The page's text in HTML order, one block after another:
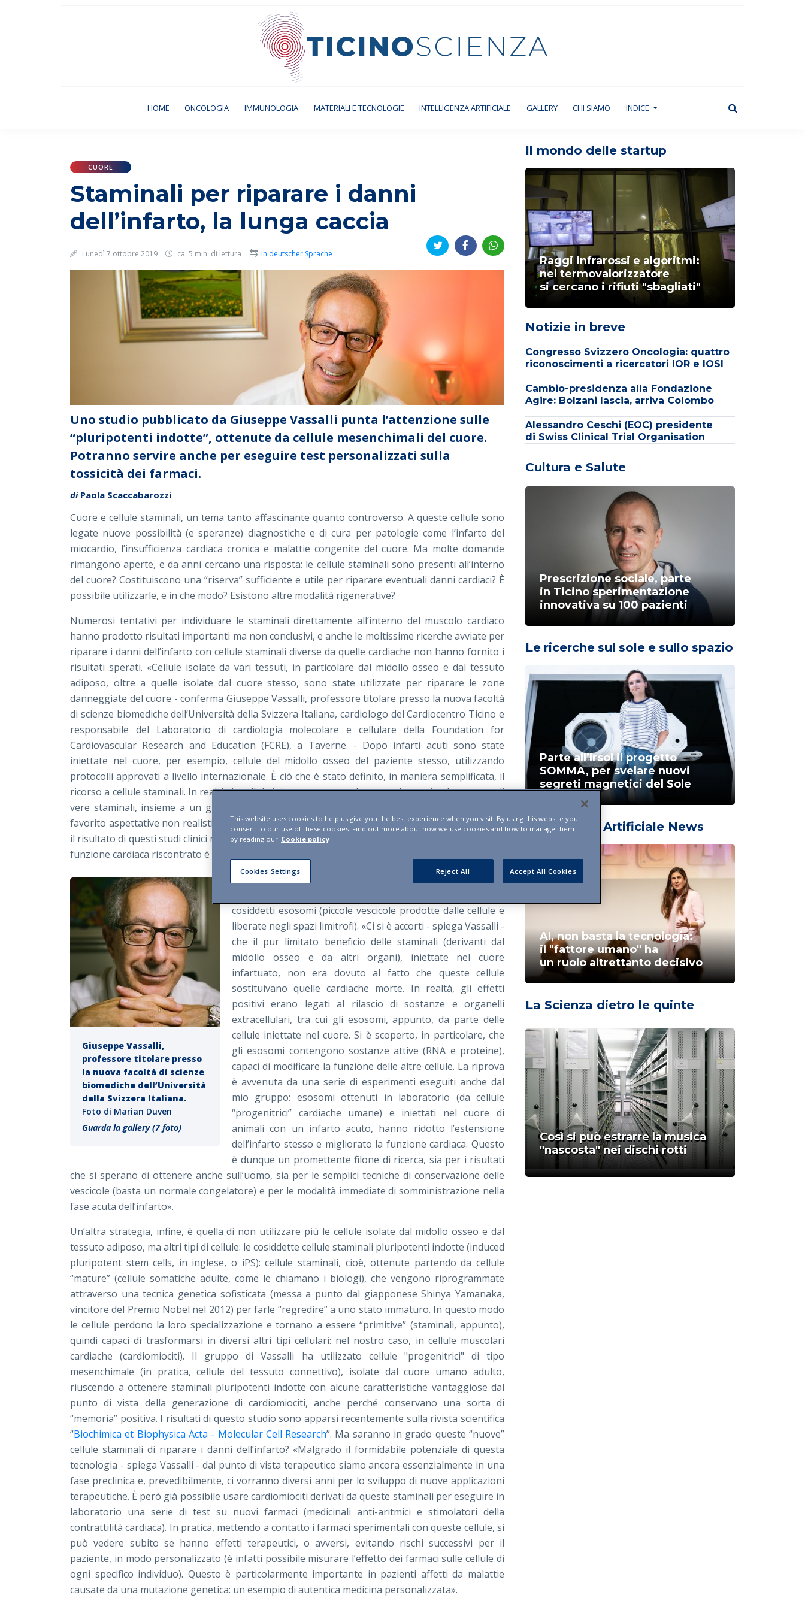
HOME(CURRENT)
ONCOLOGIA IMMUNOLOGIA MATERIALI E TECNOLOGIE INTELLIGENZA ARTIFICIALE GALLERY CHI SIAMO INDICE
CUORE
Staminali per riparare i danni
dell’infarto, la lunga caccia
Lunedì 7 ottobre 2019 ca. 5 min. di lettura ⇆ In deutscher Sprache
Uno studio pubblicato da Giuseppe Vassalli punta l’attenzione sulle
“pluripotenti indotte”, ottenute da cellule mesenchimali del cuore.
Potranno servire anche per eseguire test personalizzati sulla
tossicità dei farmaci.
diPaola Scaccabarozzi
Cuore e cellule staminali, un tema tanto affascinante quanto controverso. A queste cellule sono
legate nuove possibilità (e speranze) diagnostiche e di cura per patologie come l’infarto del
miocardio, l’insufficienza cardiaca cronica e malattie congenite del cuore. Ma molte domande
rimangono aperte, e da anni cercano una risposta: le cellule staminali sono presenti all’interno
del cuore? Costituiscono una “riserva” sufficiente e utile per riparare eventuali danni cardiaci? È
possibile utilizzarle, e in che modo? Esistono altre modalità rigenerative?
Numerosi tentativi per individuare le staminali direttamente all’interno del muscolo cardiaco
hanno prodotto risultati importanti ma non conclusivi, e anche le moltissime ricerche avviate per
riparare i danni dell’infarto con cellule staminali diverse da quelle cardiache non hanno fornito i
risultati sperati. «Cellule isolate da vari tessuti, in particolare dal midollo osseo e dal tessuto
adiposo, oltre a quelle isolate dal cuore stesso, sono state utilizzate per riparare le zone
danneggiate del cuore - conferma Giuseppe Vassalli, professore titolare presso la nuova facoltà
di scienze biomediche dell’Università della Svizzera Italiana, cardiologo del Cardiocentro Ticino e
responsabile del Laboratorio di cardiologia molecolare e cellulare della Foundation for
Cardiovascular Research and Education (FCRE), a Taverne. - Dopo infarti acuti sono state
iniettate nel cuore, per esempio, cellule del midollo osseo del paziente stesso, utilizzando
protocolli approvati a livello internazionale. È ciò che è stato definito, in maniera semplificata, il
ricorso a cellule staminali. In realtà, le cellule iniettate comprendevano solo un piccolo numero di
vere staminali, insieme a un grande numero di cellule più o meno differenziate. Tutto ciò ha
favorito aspettative non realistiche da parte dei pazienti e dell’opinione pubblica. Comunque sia,
il risultato di questi studi clinici non è stato particolarmente promettente e il miglioramento della
funzione cardiaca riscontrato è quantificabile in un ordine che va dallo zero al 5%».
Giuseppe Vassalli,
professore titolare presso
la nuova facoltà di scienze
biomediche dell’Università
della Svizzera Italiana.
Foto di Marian Duven
Guarda la gallery (7 foto)
Di fronte a questi insuccessi, i ricercatori hanno iniziato a
cosiddetti esosomi (piccole vescicole prodotte dalle cellule e
liberate negli spazi limitrofi). «Ci si è accorti - spiega Vassalli -
che il pur limitato beneficio delle staminali (derivanti dal
midollo osseo e da altri organi), iniettate nel cuore
infartuato, non era dovuto al fatto che queste cellule
sostituivano quelle cardiache morte. In realtà, gli effetti
positivi erano legati al rilascio di sostanze e organelli
extracellulari, tra cui gli esosomi, appunto, da parte delle
cellule iniettate nel cuore. Si è scoperto, in particolare, che
gli esosomi contengono sostanze attive (RNA e proteine),
capaci di modificare la funzione delle altre cellule. La riprova
è avvenuta da una serie di esperimenti eseguiti anche dal
mio gruppo: esosomi ottenuti in laboratorio (da cellule
“progenitrici” cardiache umane) e iniettati nel cuore di
animali con un infarto acuto, hanno ridotto l’estensione
dell’infarto stesso e migliorato la funzione cardiaca. Questo
è dunque un promettente filone di ricerca, sia per i risultati
che si sperano di ottenere anche sull’uomo, sia per le semplici tecniche di conservazione delle
vescicole (basta un normale congelatore) e per le modalità immediate di somministrazione nella
fase acuta dell’infarto».
Un’altra strategia, infine, è quella di non utilizzare più le cellule isolate dal midollo osseo e dal
tessuto adiposo, ma altri tipi di cellule: le cosiddette cellule staminali pluripotenti indotte (induced
pluripotent stem cells, in inglese, o iPS): cellule staminali, cioè, ottenute partendo da cellule
“mature” (cellule somatiche adulte, come le chiamano i biologi), che vengono riprogrammate
attraverso una tecnica genetica sofisticata (messa a punto dal giapponese Shinya Yamanaka,
vincitore del Premio Nobel nel 2012) per farle “regredire” a uno stato immaturo. In questo modo
le cellule perdono la loro specializzazione e tornano a essere “primitive” (staminali, appunto),
quindi capaci di trasformarsi in diversi altri tipi cellulari: nel nostro caso, in cellule muscolari
cardiache (cardiomiociti). Il gruppo di Vassalli ha utilizzato cellule "progenitrici" di tipo
mesenchimale (in pratica, cellule del tessuto connettivo), isolate dal cuore umano adulto,
riuscendo a ottenere staminali pluripotenti indotte con alcune caratteristiche vantaggiose dal
punto di vista della generazione di cardiomiociti, anche perché conservano una sorta di
“memoria” positiva. I risultati di questo studio sono apparsi recentemente sulla rivista scientifica
“Biochimica et Biophysica Acta - Molecular Cell Research”. Ma saranno in grado queste “nuove”
cellule staminali di riparare i danni dell’infarto? «Malgrado il formidabile potenziale di questa
tecnologia - spiega Vassalli - dal punto di vista terapeutico siamo ancora essenzialmente in una
fase preclinica e, prevedibilmente, ci vorranno diversi anni per lo sviluppo di nuove applicazioni
terapeutiche. È però già possibile usare cardiomiociti derivati da queste staminali per eseguire in
laboratorio una serie di test su nuovi farmaci (medicinali anti-aritmici e stimolatori della
contrattilità cardiaca). In pratica, mettendo a contatto i farmaci sperimentali con queste cellule, si
può vedere subito se hanno effetti terapeutici, o avversi, evitando rischi successivi per il
paziente, in modo personalizzato (è infatti possibile misurare l’effetto dei farmaci sulle cellule di
ogni specifico individuo). Questo è particolarmente importante in pazienti affetti da malattie
causate da una mutazione genetica: un esempio di autentica medicina personalizzata».
Il mondo delle startup
Raggi infrarossi e algoritmi:
nel termovalorizzatore
si cercano i rifiuti "sbagliati"
Notizie in breve
Congresso Svizzero Oncologia: quattro
riconoscimenti a ricercatori IOR e IOSI
Cambio-presidenza alla Fondazione
Agire: Bolzani lascia, arriva Colombo
Alessandro Ceschi (EOC) presidente
di Swiss Clinical Trial Organisation
Cultura e Salute
Prescrizione sociale, parte
in Ticino sperimentazione
innovativa su 100 pazienti
Le ricerche sul sole e sullo spazio
Parte all’Irsol il progetto
SOMMA, per svelare nuovi
segreti magnetici del Sole
Intelligenza Artificiale News
AI, non basta la tecnologia:
il "fattore umano" ha
un ruolo altrettanto decisivo
La Scienza dietro le quinte
Così si può estrarre la musica
"nascosta" nei dischi rotti
This website uses cookies to help us give you the best experience when you visit. By using this website you
consent to our use of these cookies. Find out more about how we use cookies and how to manage them
by reading our Cookie policy
Reject All Accept All Cookies
Cookies Settings